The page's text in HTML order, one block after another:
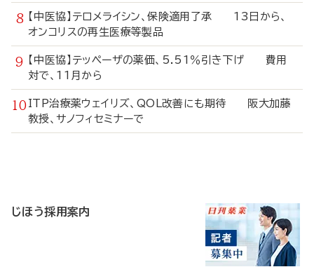
【中医協】テロメライシン、保険適用了承 13日から、
オンコリスの再生医療等製品
【中医協】テッペーザの薬価、5.51％引き下げ 費用
対で、11月から
ITP治療薬ウェイリズ、QOL改善にも期待 阪大加藤
教授、サノフィセミナーで
じほう採用案内